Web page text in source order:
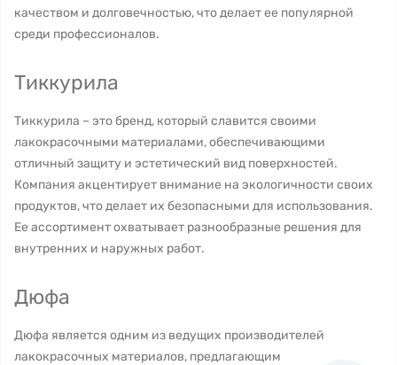
качеством и долговечностью, что делает ее популярной
среди профессионалов.
Тиккурила
Тиккурила – это бренд, который славится своими
лакокрасочными материалами, обеспечивающими
отличный защиту и эстетический вид поверхностей.
Компания акцентирует внимание на экологичности своих
продуктов, что делает их безопасными для использования.
Ее ассортимент охватывает разнообразные решения для
внутренних и наружных работ.
Дюфа
Дюфа является одним из ведущих производителей
лакокрасочных материалов, предлагающим